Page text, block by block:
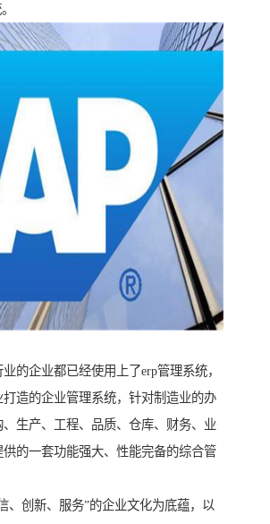
的企业都已经使用上了erp管理系统，
造的企业管理系统，针对制造业的办
生产、工程、品质、仓库、财务、业
的一套功能强大、性能完备的综合管
、创新、服务”的企业文化为底蕴，以